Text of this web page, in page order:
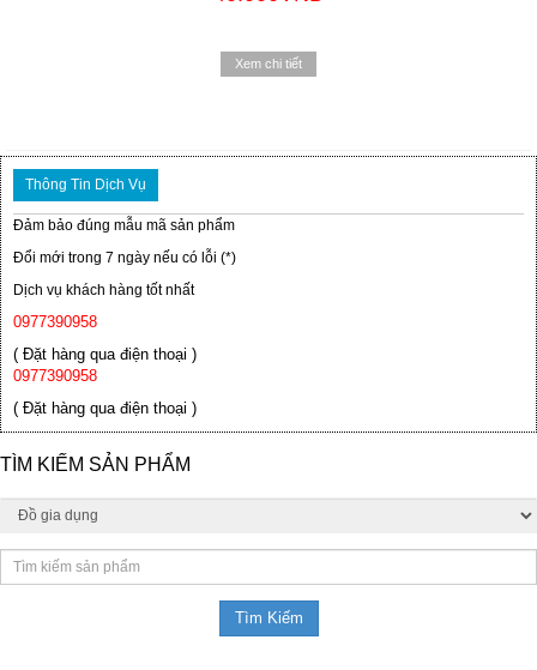
Xem chi tiết
Thông Tin Dịch Vụ
Đảm bảo đúng mẫu mã sản phẩm
Đổi mới trong 7 ngày nếu có lỗi (*)
Dịch vụ khách hàng tốt nhất
0977390958
( Đặt hàng qua điện thoại )
0977390958
( Đặt hàng qua điện thoại )
TÌM KIẾM SẢN PHẨM